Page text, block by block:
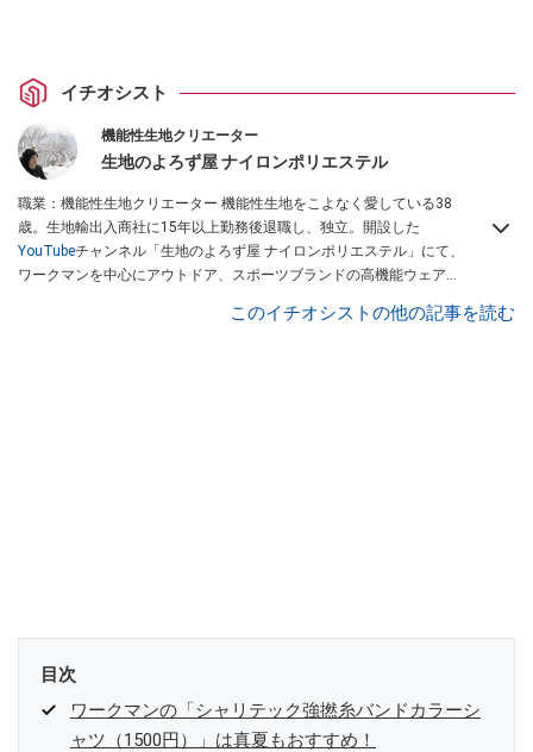
イチオシスト
機能性生地クリエーター
生地のよろず屋 ナイロンポリエステル
職業：機能性生地クリエーター 機能性生地をこよなく愛している38
歳。生地輸出入商社に15年以上勤務後退職し、独立。開設した
YouTubeチャンネル「生地のよろず屋 ナイロンポリエステル」にて、
ワークマンを中心にアウトドア、スポーツブランドの高機能ウェアを
このイチオシストの他の記事を読む
目次
ワークマンの「シャリテック強撚糸バンドカラーシ
ャツ（1500円）」は真夏もおすすめ！